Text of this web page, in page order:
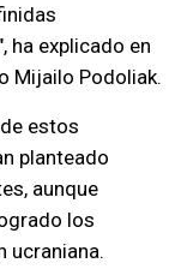
ha explicado en
Mijailo Podoliak.
estos
planteado
aunque
los
ucraniana.